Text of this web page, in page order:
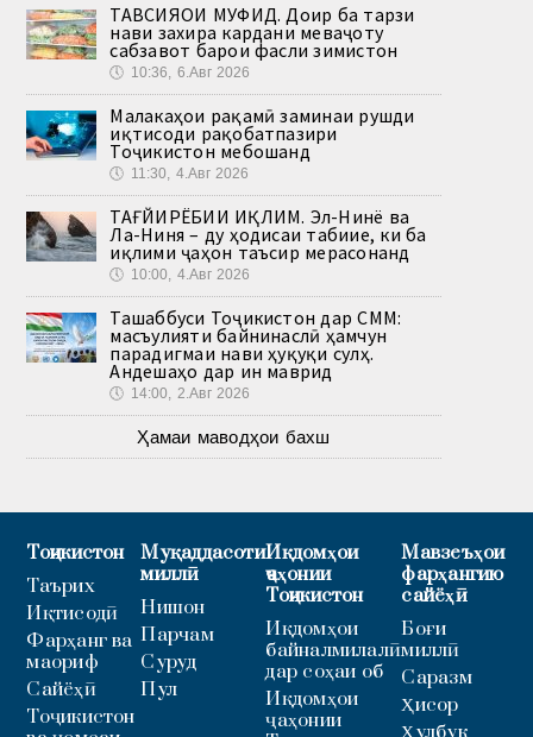
ТАВСИЯҲОИ МУФИД. Доир ба тарзи
нави захира кардани меваҷоту
сабзавот барои фасли зимистон
🕔 10:36, 6.Авг 2026
Малакаҳои рақамӣ заминаи рушди
иқтисоди рақобатпазири
Тоҷикистон мебошанд
🕔 11:30, 4.Авг 2026
ТАҒЙИРЁБИИ ИҚЛИМ. Эл-Нинё ва
Ла-Ниня – ду ҳодисаи табиие, ки ба
иқлими ҷаҳон таъсир мерасонанд
🕔 10:00, 4.Авг 2026
Ташаббуси Тоҷикистон дар СММ:
масъулияти байнинаслӣ ҳамчун
парадигмаи нави ҳуқуқи сулҳ.
Андешаҳо дар ин маврид
🕔 14:00, 2.Авг 2026
Ҳамаи маводҳои бахш
Тоҷикистон
Таърих
Иқтисодӣ
Фарҳанг ва
маориф
Сайёҳӣ
Тоҷикистон
Муқаддасоти
миллӣ
Нишон
Парчам
Суруд
Пул
Иқдомҳои
ҷаҳонии
Тоҷикистон
Иқдомҳои
байналмилалӣ
дар соҳаи об
Иқдомҳои
ҷаҳонии
Мавзеъҳои
фарҳангию
сайёҳӣ
Боғи
миллӣ
Саразм
Ҳисор
Ҳулбук